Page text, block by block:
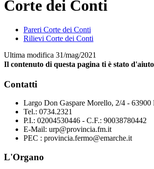
Corte dei Conti
Pareri Corte dei Conti
Rilievi Corte dei Conti
Ultima modifica 31/mag/2021
Il contenuto di questa pagina ti è stato
Contatti
Largo Don Gaspare Morello, 2/4 - 63900
Tel.: 0734.2321
P.I.: 02004530446 - C.F.: 90038780442
E-Mail: urp@provincia.fm.it
PEC : provincia.fermo@emarche.it
L'Organo